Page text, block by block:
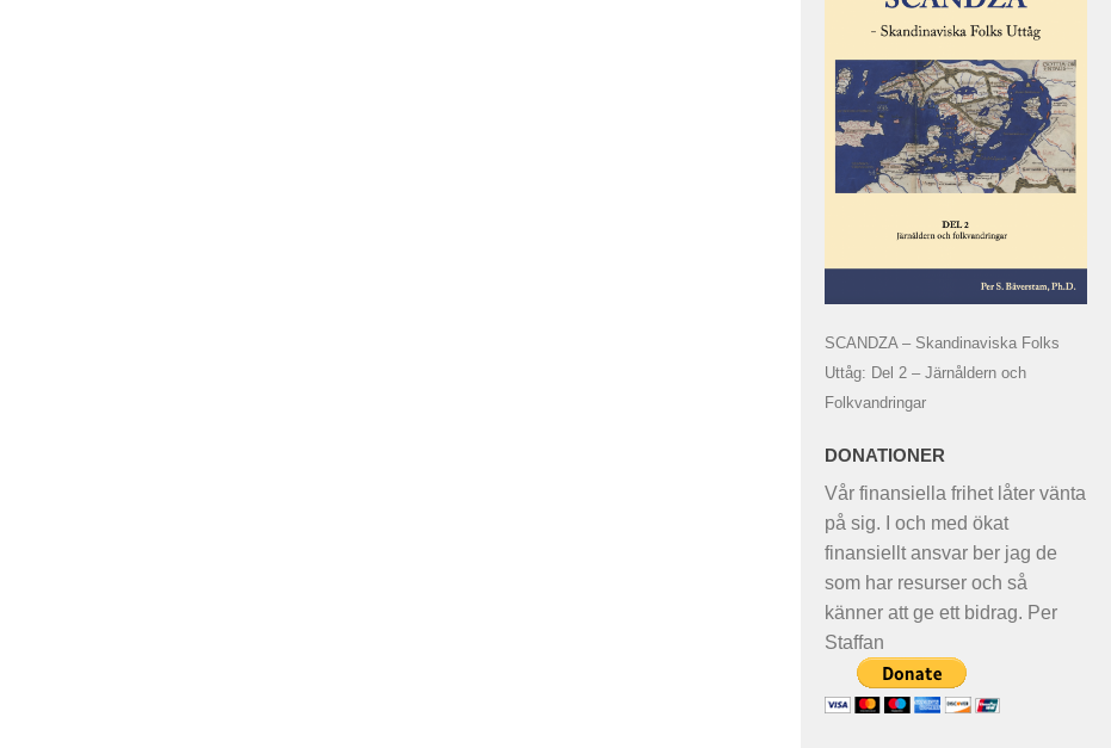
SCANDZA – Skandinaviska Folks
Uttåg: Del 2 – Järnåldern och
Folkvandringar
DONATIONER
Vår finansiella frihet låter vänta
på sig. I och med ökat
finansiellt ansvar ber jag de
som har resurser och så
känner att ge ett bidrag. Per
Staffan